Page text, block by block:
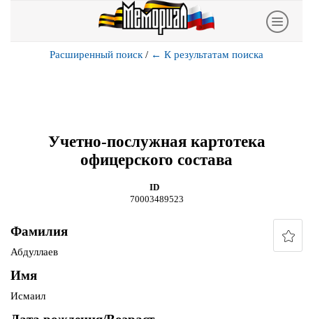
Расширенный поиск / ← К результатам поиска
Учетно-послужная картотека
офицерского состава
ID
70003489523
Фамилия
Абдуллаев
Имя
Исмаил